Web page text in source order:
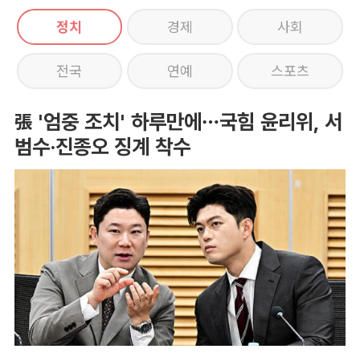
정치 경제 사회
전국 연예 스포츠
張 '엄중 조치' 하루만에…국힘 윤리위, 서
범수·진종오 징계 착수